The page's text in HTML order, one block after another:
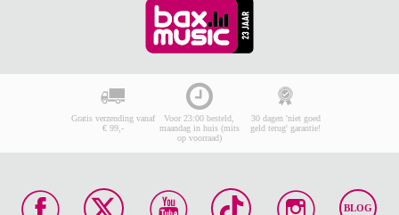
Gratis verzending vanaf
€ 99,-
Voor 23:00 besteld,
maandag in huis (mits
op voorraad)
30 dagen 'niet goed
geld terug' garantie!
BLOG